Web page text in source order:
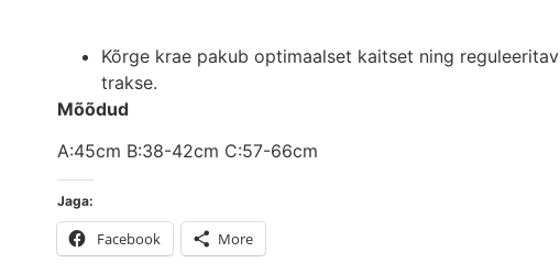
Kõrge krae pakub optimaalset kaitset ning
trakse.
Mõõdud
A:45cm B:38-42cm C:57-66cm
Jaga:
Facebook More